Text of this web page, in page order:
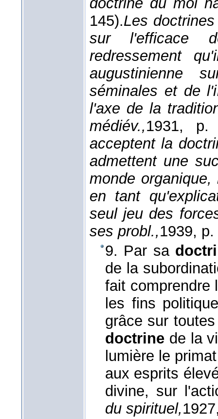
145).Les
sur l'efficace
redressement
augustinienne
séminales et de
l'axe de la
médiév.,1931, p.
acceptent la
admettent une
monde
en tant
seul jeu des
ses probl.,1939, p.
9. Par sa
de la
fait comprendre
les fins
grâce sur
doctrine de la
lumière le
aux esprits
divine, sur
du spirituel,1927